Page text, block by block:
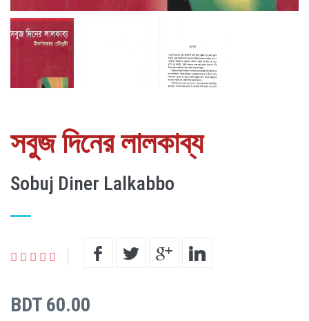
সবুজ দিনের লালকাব্য
Sobuj Diner Lalkabbo
BDT 60.00